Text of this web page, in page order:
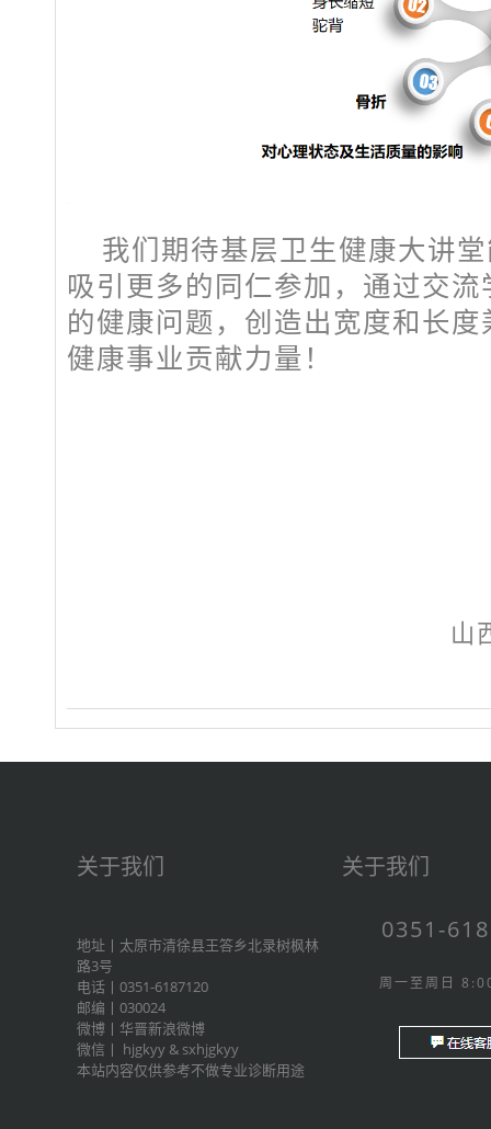
我们期待基层卫生健康大讲
吸引更多的同仁参加，通过交
的健康问题，创造出宽度和长
健康事业贡献力量！
山
关于我们
地址丨太原市清徐县王答乡北录树枫林
路3号
电话丨0351-6187120
邮编丨030024
微博丨 华晋新浪微博
微信丨 hjgkyy & sxhjgkyy
本站内容仅供参考不做专业诊断用途
关于我们
0351-
周一至周日